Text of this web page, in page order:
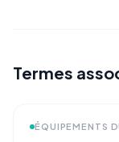
Termes
ÉQUIPEMENTS